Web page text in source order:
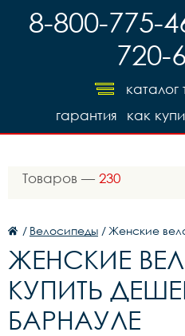
8-800-775-
720-
каталог
как
гарантия
Товаров — 230
/ Велосипеды / Женские
ЖЕНСКИЕ
КУПИТЬ
БАРНАУЛЕ